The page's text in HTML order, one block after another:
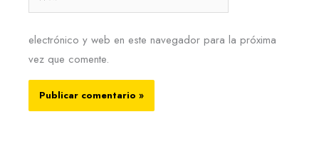
electrónico y web en este navegador para la próxima
vez que comente.